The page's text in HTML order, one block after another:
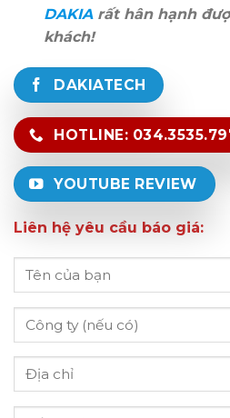
DAKIArất hân hạnh
khách!
DAKIATECH
HOTLINE:
YOUTUBE REVIEW
Liên hệ yêu cầu báo giá: